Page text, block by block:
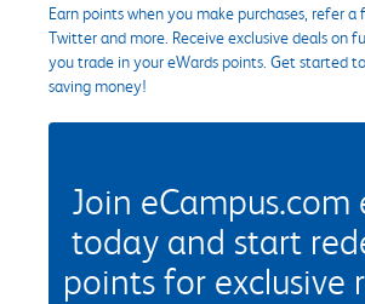
Earn points when you make purchases, refer a
Twitter and more. Receive exclusive deals on
you trade in your eWards points. Get started
saving money!
Join eCampus.com
today and start
points for exclusive